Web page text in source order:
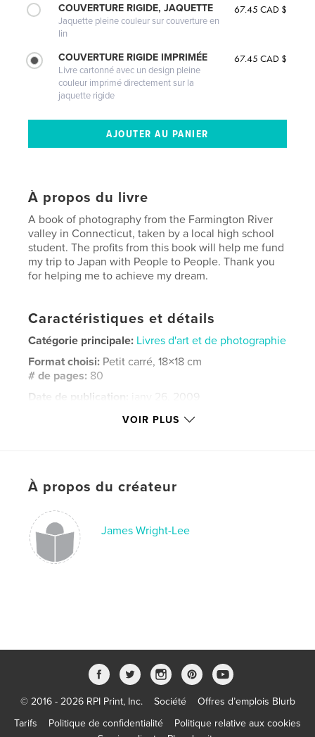
COUVERTURE RIGIDE, JAQUETTE
Jaquette pleine couleur sur couverture en
lin
67.45 CAD $
COUVERTURE RIGIDE IMPRIMÉE
Livre cartonné avec un design pleine
couleur imprimé directement sur la
jaquette rigide
67.45 CAD $
À propos du livre
A book of photography from the Farmington River
valley in Connecticut, taken by a local high school
student. The profits from this book will help me fund
my trip to Japan with People to People. Thank you
for helping me to achieve my dream.
Caractéristiques et détails
Catégorie principale: Livres d'art et de photographie
Format choisi: Petit carré, 18×18 cm
# de pages: 80
Date de publication:
janv 26, 2009
Simsbury Travel , Photography
Connecticut
VOIR PLUS
À propos du créateur
James Wright-Lee
© 2016 - 2026 RPI Print, Inc. Société
Offres d’emplois Blurb
Tarifs
Politique de confidentialité
Politique relative aux cookies